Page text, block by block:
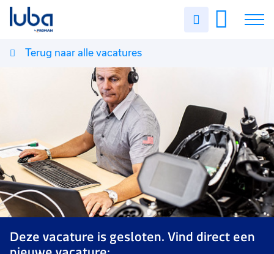
Uren
Vacatures
Voor werkgevers
Contact
Terug naar alle vacatures
Deze vacature is gesloten. Vind direct een